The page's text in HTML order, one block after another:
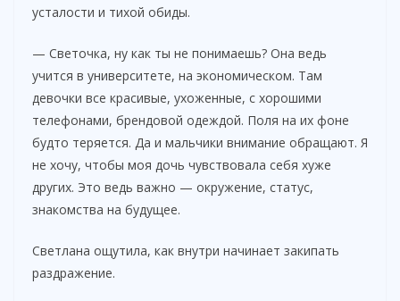
усталости и тихой обиды.
— Светочка, ну как ты не понимаешь? Она ведь
учится в университете, на экономическом. Там
девочки все красивые, ухоженные, с хорошими
телефонами, брендовой одеждой. Поля на их фоне
будто теряется. Да и мальчики внимание обращают. Я
не хочу, чтобы моя дочь чувствовала себя хуже
других. Это ведь важно — окружение, статус,
знакомства на будущее.
Светлана ощутила, как внутри начинает закипать
раздражение.